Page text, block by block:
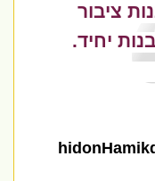
ציבור
יחיד.